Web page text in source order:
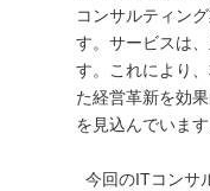
コンサルティン
す。サービスは
す。これにより
た経営革新を効
を見込んでいます
今回のITコンサ